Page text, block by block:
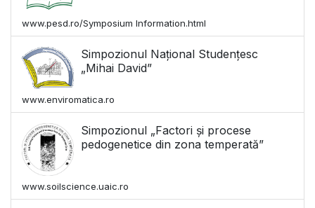
www.pesd.ro/Symposium Information.html
Simpozionul Național Studențesc
„Mihai David”
www.enviromatica.ro
Simpozionul „Factori și procese
pedogenetice din zona temperată”
www.soilscience.uaic.ro